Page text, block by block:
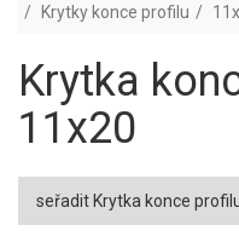
Krytky konce profilu
Krytka
11x20
seřadit Krytka konce